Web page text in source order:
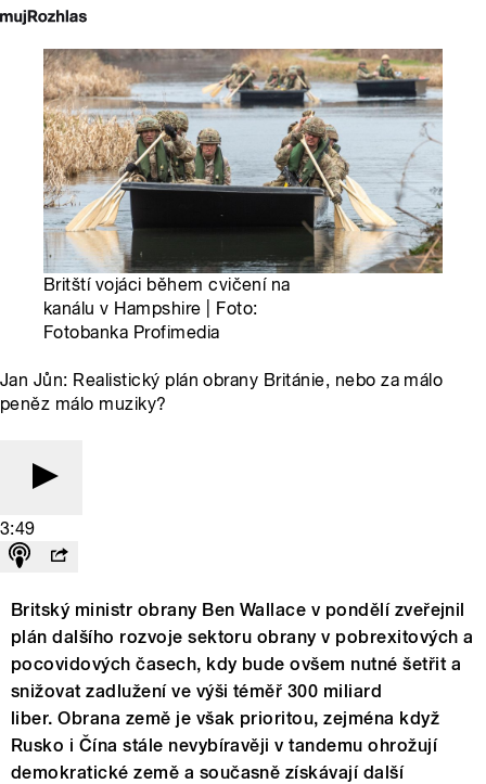
Britští vojáci během cvičení na
kanálu v Hampshire | Foto:
Fotobanka Profimedia
Jan Jůn: Realistický plán obrany Británie, nebo za málo
peněz málo muziky?
3:49
Britský ministr obrany Ben Wallace v pondělí zveřejnil
plán dalšího rozvoje sektoru obrany v pobrexitových a
pocovidových časech, kdy bude ovšem nutné šetřit a
snižovat zadlužení ve výši téměř 300 miliard
liber. Obrana země je však prioritou, zejména když
Rusko i Čína stále nevybíravěji v tandemu ohrožují
demokratické země a současně získávají další